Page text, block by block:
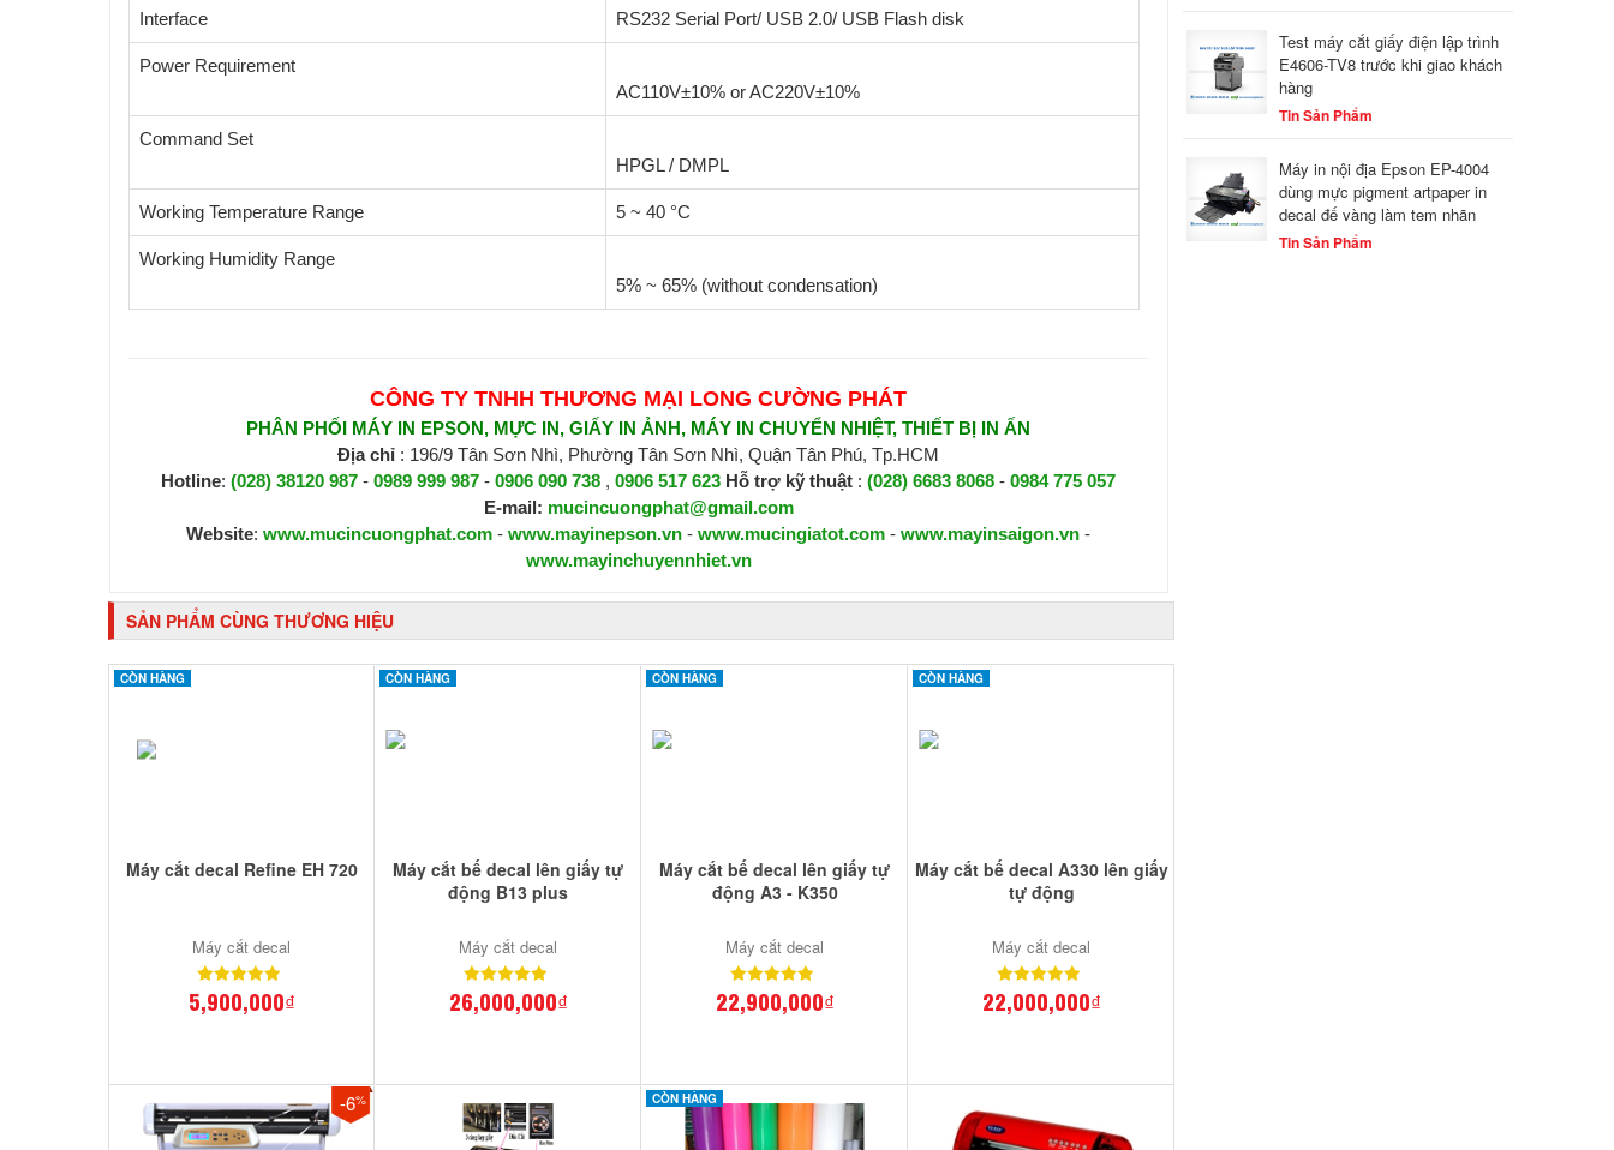
Interface RS232 Serial Port/ USB 2.0/ USB Flash disk
Power Requirement
AC110V±10% or AC220V±10%
Command Set
HPGL / DMPL
Working Temperature Range 5 ~ 40 °C
Working Humidity Range
5% ~ 65% (without condensation)
CÔNG TY TNHH THƯƠNG MẠI LONG CƯỜNG PHÁT
PHÂN PHỐI MÁY IN EPSON, MỰC IN, GIẤY IN ẢNH, MÁY IN CHUYỂN NHIỆT, THIẾT BỊ IN ẤN
Địa chỉ : 196/9 Tân Sơn Nhì, Phường Tân Sơn Nhì, Quận Tân Phú, Tp.HCM
Hotline:(028) 38120 987-0989 999 987-0906 090 738 ,0906 517 623 Hỗ trợ kỹ thuật :(028) 6683 8068 -0984 775 057
E-mail: mucincuongphat@gmail.com
Website:www.mucincuongphat.com -www.mayinepson.vn -www.mucingiatot.com -www.mayinsaigon.vn -
www.mayinchuyennhiet.vn
SẢN PHẨM CÙNG THƯƠNG HIỆU
CÒN HÀNG
Máy cắt decal Refine EH 720
Máy cắt decal
5,900,000₫
CÒN HÀNG
Máy cắt bế decal lên giấy tự
động B13 plus
Máy cắt decal
26,000,000₫
CÒN HÀNG
Máy cắt bế decal lên giấy tự
động A3 - K350
Máy cắt decal
22,900,000₫
CÒN HÀNG
Máy cắt bế decal A330 lên giấy
tự động
Máy cắt decal
22,000,000₫
-6% CÒN HÀNG
Test máy cắt giấy điện lập trình
E4606-TV8 trước khi giao khách
hàng
Tin Sản Phẩm
Máy in nội địa Epson EP-4004
dùng mực pigment artpaper in
decal đế vàng làm tem nhãn
Tin Sản Phẩm